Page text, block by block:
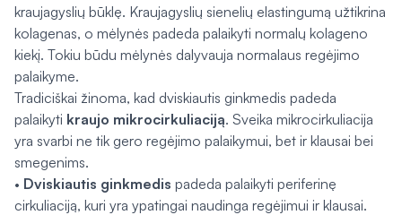
kraujagyslių būklę. Kraujagyslių sienelių elastingumą užtikrina
kolagenas, o mėlynės padeda palaikyti normalų kolageno
kiekį. Tokiu būdu mėlynės dalyvauja normalaus regėjimo
palaikyme.
Tradiciškai žinoma, kad dviskiautis ginkmedis padeda
palaikyti kraujo mikrocirkuliaciją. Sveika mikrocirkuliacija
yra svarbi ne tik gero regėjimo palaikymui, bet ir klausai bei
smegenims.
• Dviskiautis ginkmedis padeda palaikyti periferinę
cirkuliaciją, kuri yra ypatingai naudinga regėjimui ir klausai.